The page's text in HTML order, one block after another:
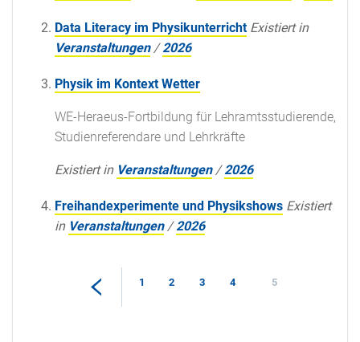
Data Literacy im Physikunterricht Existiert in
Veranstaltungen /2026
Physik im Kontext Wetter
WE-Heraeus-Fortbildung für Lehramtsstudierende,
Studienreferendare und Lehrkräfte
Existiert in Veranstaltungen /2026
Freihandexperimente und Physikshows Existiert
in Veranstaltungen /2026
1 2 3 4 5